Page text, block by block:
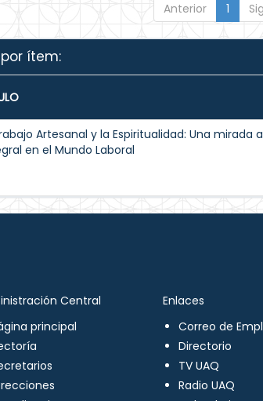
Anterior 1
ítem:
Artesanal y la Espiritualidad: Una mirada
en el Mundo Laboral
Central
principal
Enlaces
Correo de
Directorio
TV UAQ
Radio UAQ